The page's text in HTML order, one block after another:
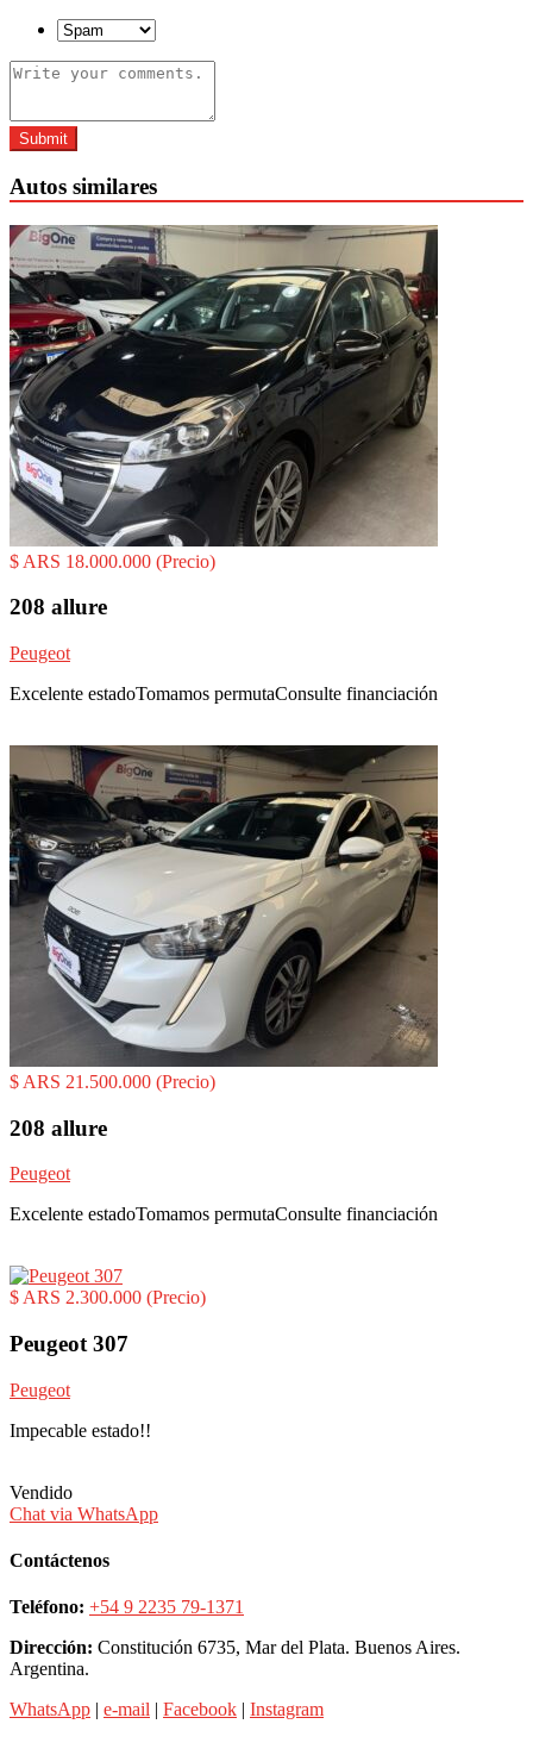
Submit
Autos similares
$ ARS 18.000.000 (Precio)
208 allure
Peugeot
Excelente estadoTomamos permutaConsulte financiación
$ ARS 21.500.000 (Precio)
208 allure
Peugeot
Excelente estadoTomamos permutaConsulte financiación
$ ARS 2.300.000 (Precio)
Peugeot 307
Peugeot
Impecable estado!!
Vendido
Chat via WhatsApp
Contáctenos
Teléfono: +54 9 2235 79-1371
Dirección: Constitución 6735, Mar del Plata. Buenos Aires.
Argentina.
WhatsApp | e-mail | Facebook | Instagram